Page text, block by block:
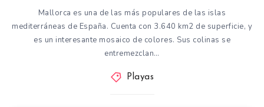
Mallorca es una de las más populares de las islas
mediterráneas de España. Cuenta con 3.640 km2 de superficie, y
es un interesante mosaico de colores. Sus colinas se
entremezclan…
Playas